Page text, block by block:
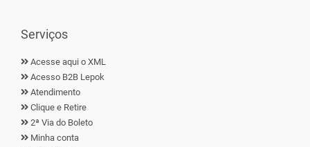
Serviços
Acesse aqui o XML
Acesso B2B Lepok
Atendimento
Clique e Retire
2ª Via do Boleto
Minha conta